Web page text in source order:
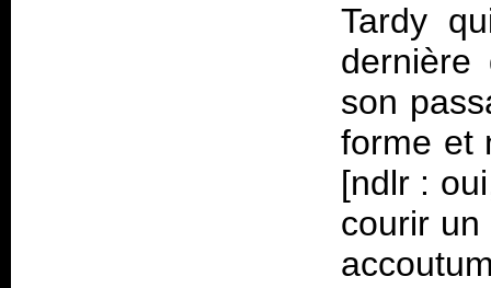
Tardy
son
forme et
[ndlr :
courir